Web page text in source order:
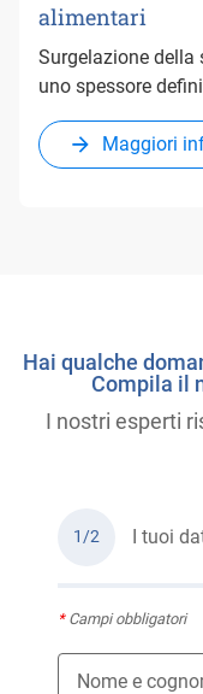
alimentari
Surgelazione della
uno spessore
Maggiori
Hai qualche
Compila il
I nostri esperti
1/2 I tuoi
*Campi obbligatori
Nome e